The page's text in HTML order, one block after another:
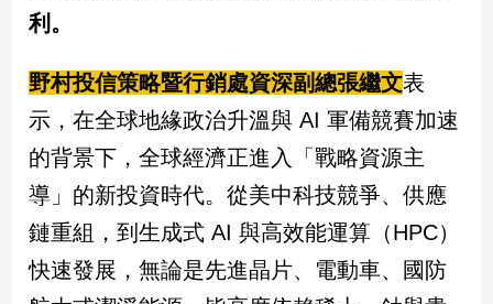
利。
野村投信策略暨行銷處資深副總張繼文表
示，在全球地緣政治升溫與 AI 軍備競賽加速
的背景下，全球經濟正進入「戰略資源主
導」的新投資時代。從美中科技競爭、供應
鏈重組，到生成式 AI 與高效能運算（HPC）
快速發展，無論是先進晶片、電動車、國防